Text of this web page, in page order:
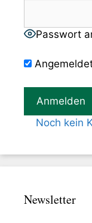
Passwort
Noch kein
Newsletter